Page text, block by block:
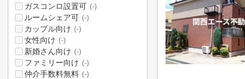
ガスコンロ設置可 (-)
ルームシェア可 (-)
カップル向け (-)
女性向け (-)
新婚さん向け (-)
ファミリー向け (-)
仲介手数料無料 (-)